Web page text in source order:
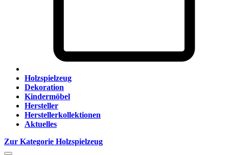
Holzspielzeug
Dekoration
Kindermöbel
Hersteller
Herstellerkollektionen
Aktuelles
Zur Kategorie Holzspielzeug